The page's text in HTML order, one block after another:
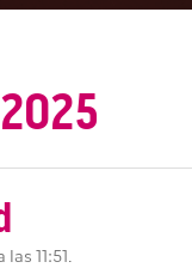
11:51.